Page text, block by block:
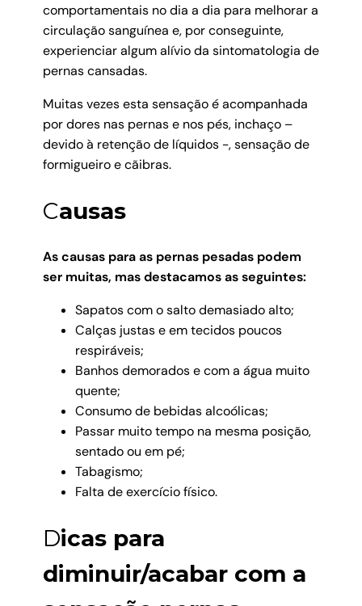
comportamentais no dia a dia para melhorar a
circulação sanguínea e, por conseguinte,
experienciar algum alívio da sintomatologia de
pernas cansadas.
Muitas vezes esta sensação é acompanhada
por dores nas pernas e nos pés, inchaço –
devido à retenção de líquidos -, sensação de
formigueiro e cãibras.
Causas
As causas para as pernas pesadas podem
ser muitas, mas destacamos as seguintes:
Sapatos com o salto demasiado alto;
Calças justas e em tecidos poucos
respiráveis;
Banhos demorados e com a água muito
quente;
Consumo de bebidas alcoólicas;
Passar muito tempo na mesma posição,
sentado ou em pé;
Tabagismo;
Falta de exercício físico.
Dicas para
diminuir/acabar com a